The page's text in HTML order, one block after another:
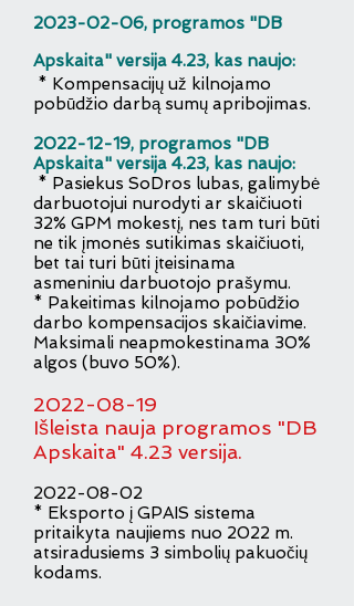
2023-02-06, programos "DB
Apskaita" versija 4.23, kas naujo:
* Kompensacijų už kilnojamo
pobūdžio darbą sumų apribojimas.
2022-12-19, programos "DB
Apskaita" versija 4.23, kas naujo:
* Pasiekus SoDros lubas, galimybė
darbuotojui nurodyti ar skaičiuoti
32% GPM mokestį, nes tam turi būti
ne tik įmonės sutikimas skaičiuoti,
bet tai turi būti įteisinama
asmeniniu darbuotojo prašymu.
* Pakeitimas kilnojamo pobūdžio
darbo kompensacijos skaičiavime.
Maksimali neapmokestinama 30%
algos (buvo 50%).
2022-08-19
Išleista nauja programos "DB
Apskaita" 4.23 versija.
2022-08-02
* Eksporto į GPAIS sistema
pritaikyta naujiems nuo 2022 m.
atsiradusiems 3 simbolių pakuočių
kodams.